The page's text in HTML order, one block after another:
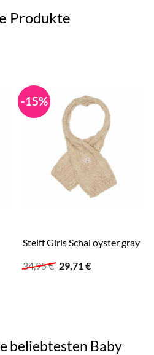
Produkte
-15%
Steiff Girls Schal oyster gray
34,95€ Ursprünglicher
Preis
29,71€Aktueller
beliebtesten Baby